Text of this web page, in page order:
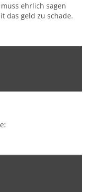
ehrlich sagen
das geld zu schade.